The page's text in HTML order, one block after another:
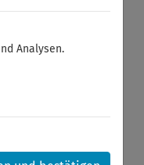
Analysen.